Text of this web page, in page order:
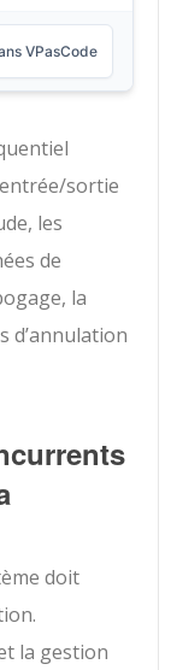
VPasCode
sortie
les
de
la
d’annulation
doit
la gestion